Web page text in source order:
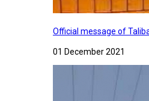
Official message of
01 December 2021